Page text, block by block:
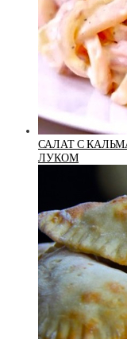
САЛАТ С
ЛУКОМ